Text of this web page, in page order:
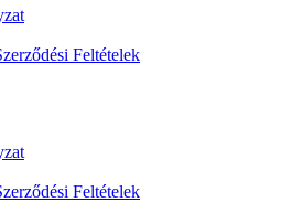
Feltételek
Feltételek